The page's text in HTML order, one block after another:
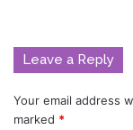
Leave a Reply
Your email address
marked *